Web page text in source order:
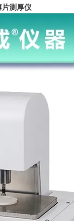
片测厚仪